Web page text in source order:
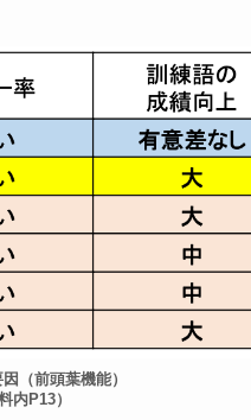
（前頭葉機能）
内P13）